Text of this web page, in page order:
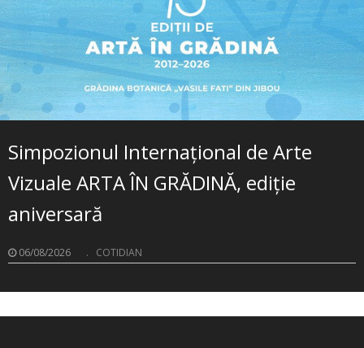
Simpozionul Internațional de Arte
Vizuale ARTA ÎN GRĂDINĂ, ediție
aniversară
06/08/2026 . COTIDIAN